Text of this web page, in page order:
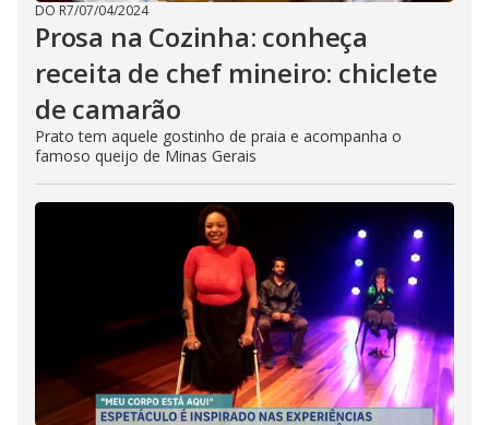
DO R7/07/04/2024
Prosa na Cozinha: conheça
receita de chef mineiro: chiclete
de camarão
Prato tem aquele gostinho de praia e acompanha o
famoso queijo de Minas Gerais